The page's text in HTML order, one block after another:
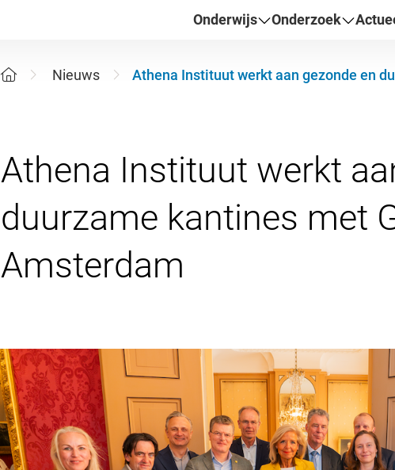
Onderwijs Onderzoek
Nieuws Athena Instituut werkt aan gezonde en
Athena Instituut werkt
duurzame kantines met